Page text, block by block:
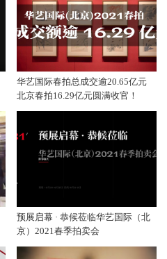
华艺国际春拍总成交逾20.65亿元
北京春拍16.29亿元圆满收官！
预展启幕 · 恭候莅临华艺国际（北
京）2021春季拍卖会